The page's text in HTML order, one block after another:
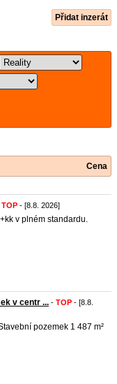
Přidat inzerát
Cena
TOP - [8.8. 2026]
v plném standardu.
v centr ... - TOP - [8.8.
pozemek 1 487 m²